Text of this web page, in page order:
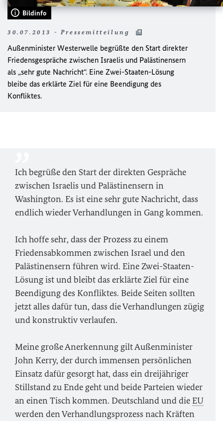
Bildinfo
30.07.2013 - Pressemitteilung
Außenminister Westerwelle begrüßte den Start direkter
Friedensgespräche zwischen Israelis und Palästinensern
als „sehr gute Nachricht“. Eine Zwei-Staaten-Lösung
bleibe das erklärte Ziel für eine Beendigung des
Konfliktes.
Ich begrüße den Start der direkten Gespräche
zwischen Israelis und Palästinensern in
Washington. Es ist eine sehr gute Nachricht, dass
endlich wieder Verhandlungen in Gang kommen.
Ich hoffe sehr, dass der Prozess zu einem
Friedensabkommen zwischen Israel und den
Palästinensern führen wird. Eine Zwei-Staaten-
Lösung ist und bleibt das erklärte Ziel für eine
Beendigung des Konfliktes. Beide Seiten sollten
jetzt alles dafür tun, dass die Verhandlungen zügig
und konstruktiv verlaufen.
Meine große Anerkennung gilt Außenminister
John Kerry, der durch immensen persönlichen
Einsatz dafür gesorgt hat, dass ein dreijähriger
Stillstand zu Ende geht und beide Parteien wieder
an einen Tisch kommen. Deutschland und die EU
werden den Verhandlungsprozess nach Kräften